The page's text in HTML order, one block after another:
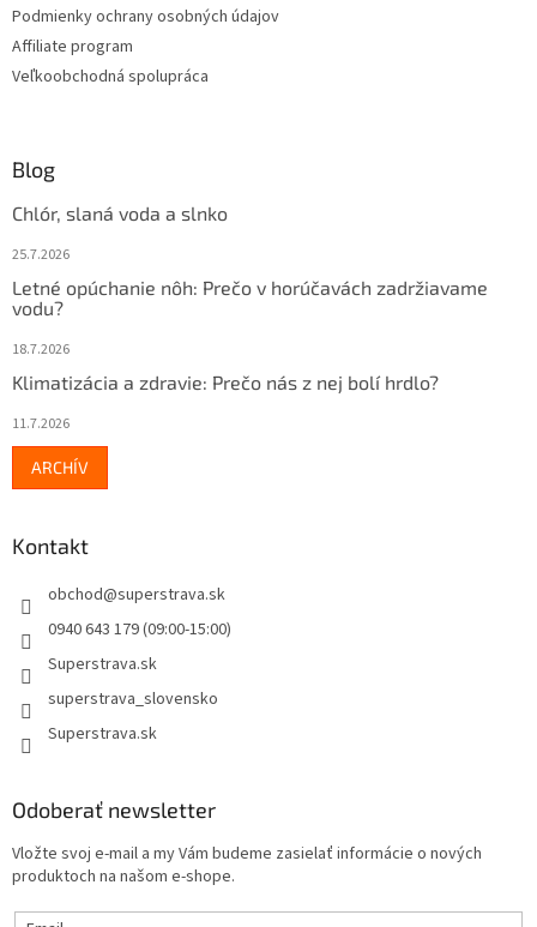
Podmienky ochrany osobných údajov
Affiliate program
Veľkoobchodná spolupráca
Blog
Chlór, slaná voda a slnko
25.7.2026
Letné opúchanie nôh: Prečo v horúčavách zadržiavame
vodu?
18.7.2026
Klimatizácia a zdravie: Prečo nás z nej bolí hrdlo?
11.7.2026
ARCHÍV
Kontakt
obchod@superstrava.sk
0940 643 179 (09:00-15:00)
Superstrava.sk
superstrava_slovensko
Superstrava.sk
Odoberať newsletter
Vložte svoj e-mail a my Vám budeme zasielať informácie o nových
produktoch na našom e-shope.